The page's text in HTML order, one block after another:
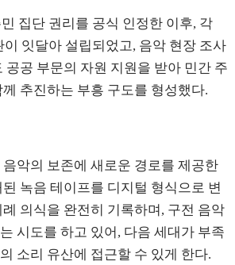
집단 권리를 공식 인정한 이후, 각
이 잇달아 설립되었고, 음악 현장 조사
공공 부문의 자원 지원을 받아 민간 주
추진하는 부흥 구도를 형성했다.
악의 보존에 새로운 경로를 제공한
녹음 테이프를 디지털 형식으로 변
의식을 완전히 기록하며, 구전 음악
시도를 하고 있어, 다음 세대가 부족
소리 유산에 접근할 수 있게 한다.